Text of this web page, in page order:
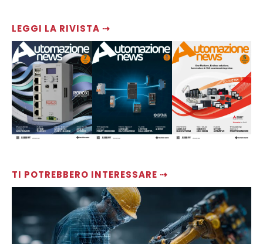
LEGGI LA RIVISTA ⇢
TI POTREBBERO INTERESSARE ⇢